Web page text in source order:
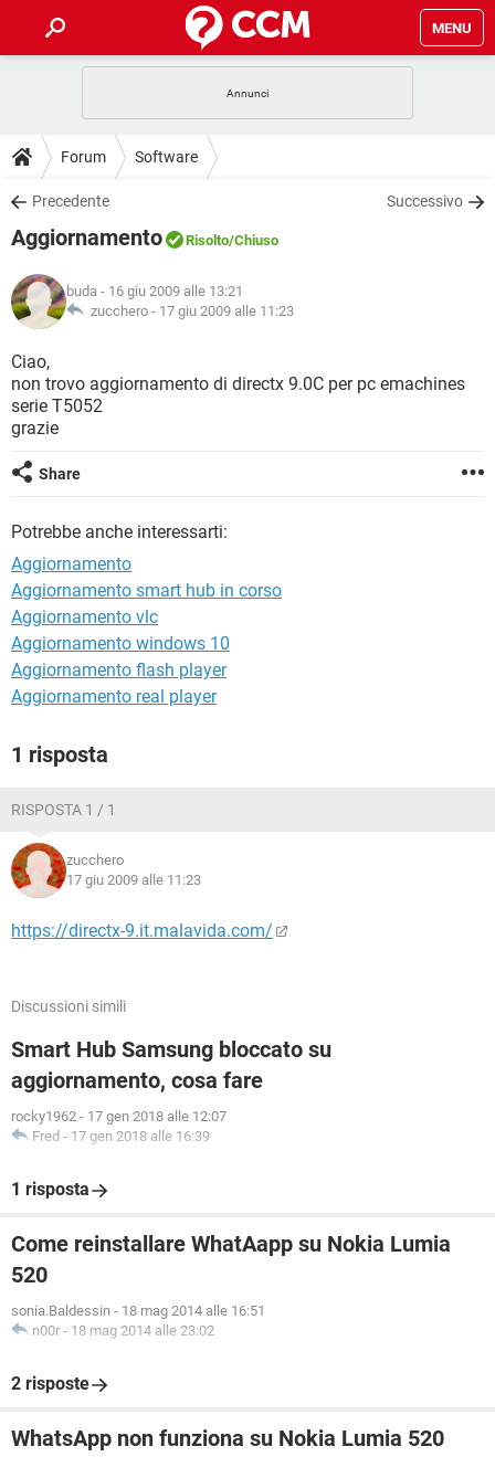
MENU
INTRATTENIMENTO
iOS
INSTAGRAM WHATSAPP
TIKTOK
HARDWARE
GUIDE
COVID-19
INSTAGRAM
TIKTOK
HARDWARE
DOWNLOAD
COVID-19 GAMING
INTRATTENIMENTO
iOS WINDOWS 10
INSTAGRAM
TIKTOK FACEBOOK
HARDWARE
FORUM
COVID-19
INTRATTENIMENTO
iOS
INSTAGRAM
HARDWARE
GLOSSARIO
COVID-19
INTRATTENIMENTO ANDROID
iOS
INSTAGRAM
HARDWARE
Forum Software
Precedente Successivo
Aggiornamento Risolto/Chiuso
buda - 16 giu 2009 alle 13:21
zucchero - 17 giu 2009 alle 11:23
Ciao,
non trovo aggiornamento di directx 9.0C per pc emachines
serie T5052
grazie
Share
Potrebbe anche interessarti:
Aggiornamento
Aggiornamento smart hub in corso
Aggiornamento vlc
Aggiornamento windows 10
Aggiornamento flash player
Aggiornamento real player
1 risposta
RISPOSTA 1 / 1
zucchero
17 giu 2009 alle 11:23
https://directx-9.it.malavida.com/
Discussioni simili
Smart Hub Samsung bloccato su
aggiornamento, cosa fare
rocky1962 - 17 gen 2018 alle 12:07
Fred - 17 gen 2018 alle 16:39
1 risposta
Come reinstallare WhatAapp su Nokia Lumia
520
sonia.Baldessin - 18 mag 2014 alle 16:51
n00r - 18 mag 2014 alle 23:02
2 risposte
WhatsApp non funziona su Nokia Lumia 520